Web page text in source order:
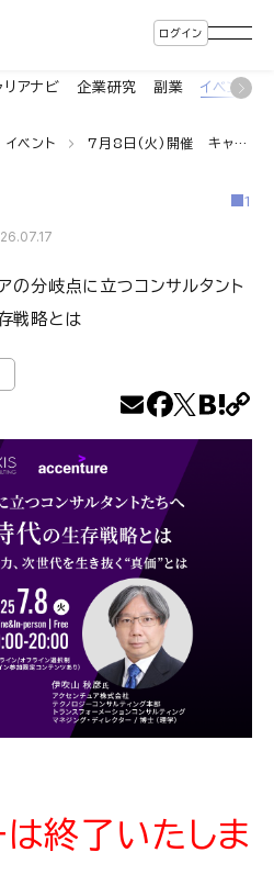
ログイン
リアナビ 企業研究 副業 イベント
イベント 7月8日(火)開催 キャリアの分岐点に立つコンサルタントたちへーAI共創時代の生存戦略とは
1
分岐点に立つコンサルタント
戦略とは
終了いたしま